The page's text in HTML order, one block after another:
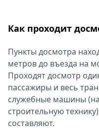
Как проходит
Пункты досмотра
метров до въезда на
Проходят досмотр
пассажиры и весь
служебные машины
строительную
составляют.